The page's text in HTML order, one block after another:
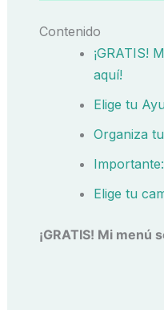
Contenido
¡GRATIS!
aquí!
Elige tu
Organiza
Elige tu
¡GRATIS! Mi menú